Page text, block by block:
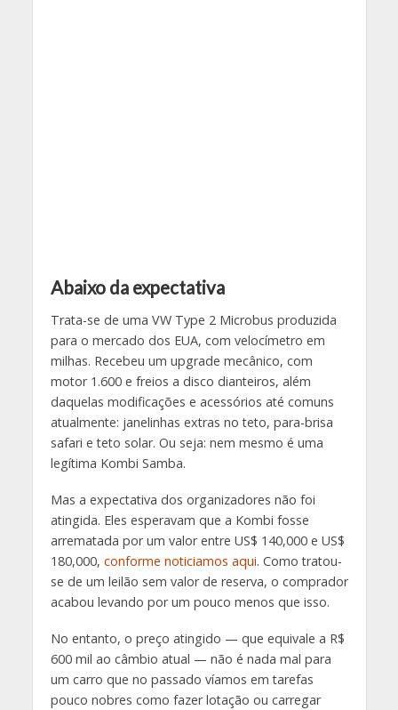
Abaixo da expectativa
Trata-se de uma VW Type 2 Microbus produzida
para o mercado dos EUA, com velocímetro em
milhas. Recebeu um upgrade mecânico, com
motor 1.600 e freios a disco dianteiros, além
daquelas modificações e acessórios até comuns
atualmente: janelinhas extras no teto, para-brisa
safari e teto solar. Ou seja: nem mesmo é uma
legítima Kombi Samba.
Mas a expectativa dos organizadores não foi
atingida. Eles esperavam que a Kombi fosse
arrematada por um valor entre US$ 140,000 e US$
180,000, conforme noticiamos aqui. Como tratou-
se de um leilão sem valor de reserva, o comprador
acabou levando por um pouco menos que isso.
No entanto, o preço atingido — que equivale a R$
600 mil ao câmbio atual — não é nada mal para
um carro que no passado víamos em tarefas
pouco nobres como fazer lotação ou carregar